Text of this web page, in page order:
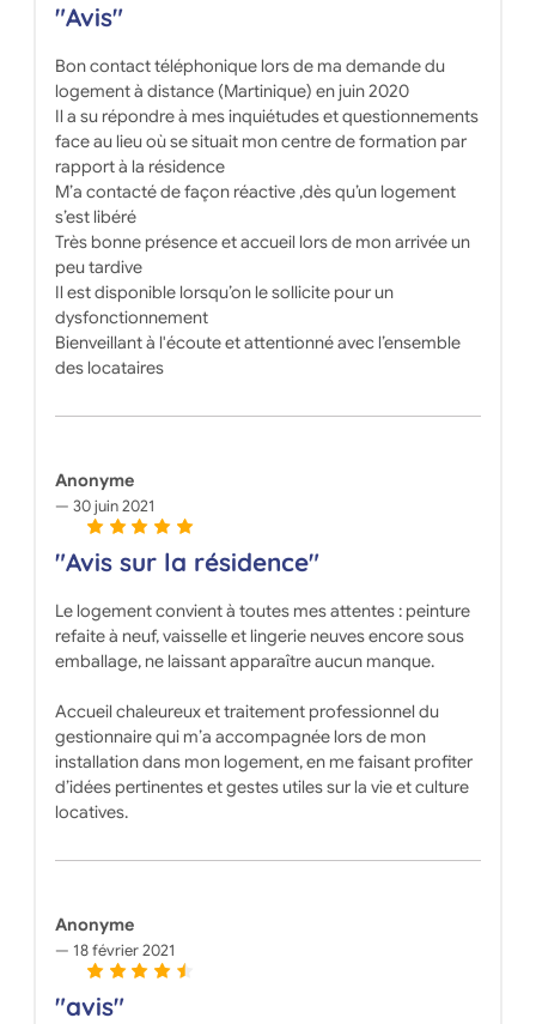
"Avis"
Bon contact téléphonique lors de ma demande du
logement à distance (Martinique) en juin 2020
Il a su répondre à mes inquiétudes et questionnements
face au lieu où se situait mon centre de formation par
rapport à la résidence
M’a contacté de façon réactive ,dès qu’un logement
s’est libéré
Très bonne présence et accueil lors de mon arrivée un
peu tardive
Il est disponible lorsqu’on le sollicite pour un
dysfonctionnement
Bienveillant à l'écoute et attentionné avec l’ensemble
des locataires
Anonyme
30 juin 2021
"Avis sur la résidence"
Le logement convient à toutes mes attentes : peinture
refaite à neuf, vaisselle et lingerie neuves encore sous
emballage, ne laissant apparaître aucun manque.
Accueil chaleureux et traitement professionnel du
gestionnaire qui m’a accompagnée lors de mon
installation dans mon logement, en me faisant profiter
d’idées pertinentes et gestes utiles sur la vie et culture
locatives.
Anonyme
18 février 2021
"avis"